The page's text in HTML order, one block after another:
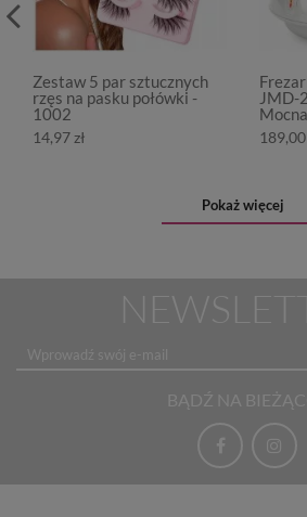
Zestaw 5 par sztucznych
rzęs na pasku połówki -
1002
14,97 zł
JMD-
189,00
Pokaż więcej
BĄDŹ NA